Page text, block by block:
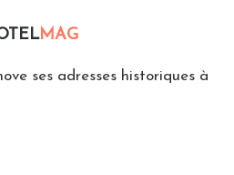
MAG
ses adresses historiques à